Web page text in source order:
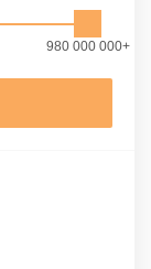
980 000 000+